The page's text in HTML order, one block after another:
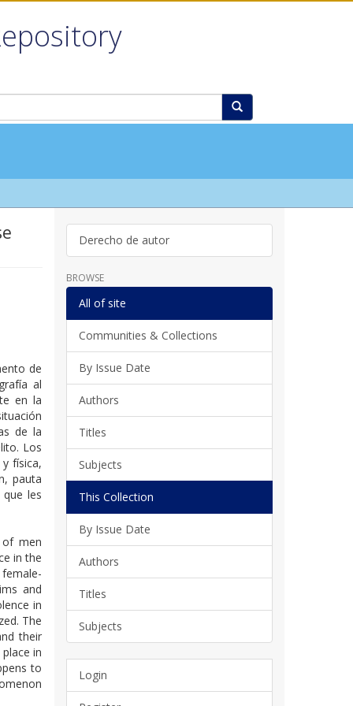
de
al
en la
de la
Los
física,
pauta
les
men
in the
and
in
The
their
in
to
Derecho de autor
BROWSE
All of site
Communities & Collections
By Issue Date
Authors
Titles
Subjects
This Collection
By Issue Date
Authors
Titles
Subjects
Login